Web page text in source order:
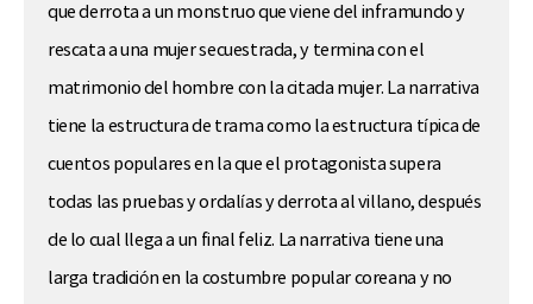
que derrota a un monstruo que viene del inframundo y
rescata a una mujer secuestrada, y termina con el
matrimonio del hombre con la citada mujer. La narrativa
tiene la estructura de trama como la estructura típica de
cuentos populares en la que el protagonista supera
todas las pruebas y ordalías y derrota al villano, después
de lo cual llega a un final feliz. La narrativa tiene una
larga tradición en la costumbre popular coreana y no